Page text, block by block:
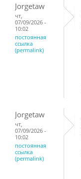
Jorgetaw
чт,
07/09/2026 -
10:02
постоянная
ссылка
(permalink)
Jorgetaw
чт,
07/09/2026 -
10:02
постоянная
ссылка
(permalink)